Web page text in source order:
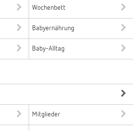
Wochenbett
Babyernährung
Baby-Alltag
Mitglieder